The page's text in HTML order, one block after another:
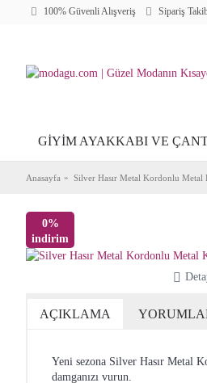
100% Güvenli Alışveriş Sipariş
GİYİM AYAKKABI VE
Anasayfa Silver Hasır Metal Kordonlu Metal
0%
indirim
AÇIKLAMA
Yeni sezona Silver Hasır Metal
damganızı vurun.